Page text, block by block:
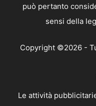
può pertanto
sensi della
Copyright ©2026 -
Le attività